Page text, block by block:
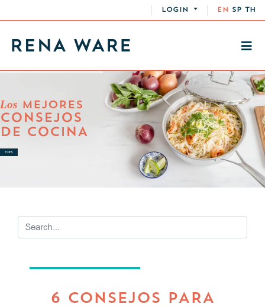
LOGIN EN SP TH
Los MEJORES
CONSEJOS
DE COCINA
TIPS
6 CONSEJOS PARA